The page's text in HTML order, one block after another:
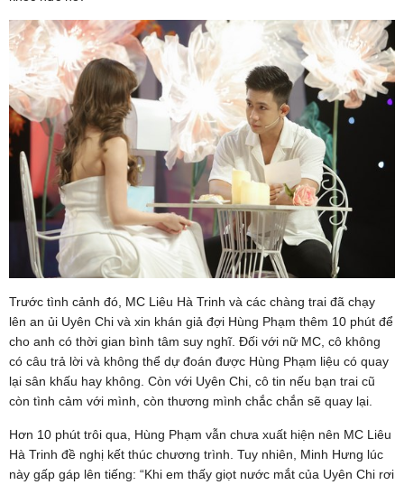
Trước tình cảnh đó, MC Liêu Hà Trinh và các chàng trai đã chạy
lên an ủi Uyên Chi và xin khán giả đợi Hùng Phạm thêm 10 phút để
cho anh có thời gian bình tâm suy nghĩ. Đối với nữ MC, cô không
có câu trả lời và không thể dự đoán được Hùng Phạm liệu có quay
lại sân khấu hay không. Còn với Uyên Chi, cô tin nếu bạn trai cũ
còn tình cảm với mình, còn thương mình chắc chắn sẽ quay lại.
Hơn 10 phút trôi qua, Hùng Phạm vẫn chưa xuất hiện nên MC Liêu
Hà Trinh đề nghị kết thúc chương trình. Tuy nhiên, Minh Hưng lúc
này gấp gáp lên tiếng: “Khi em thấy giọt nước mắt của Uyên Chi rơi